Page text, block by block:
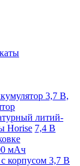
3,7 В,
литий-
Horise 7,4 В
мАч
корпусом 3,7 В